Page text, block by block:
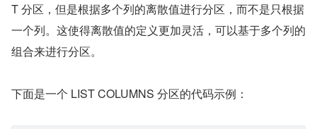
T 分区，但是根据多个列的离散值进行分区，而不是只根据
一个列。这使得离散值的定义更加灵活，可以基于多个列的
组合来进行分区。
下面是一个 LIST COLUMNS 分区的代码示例：